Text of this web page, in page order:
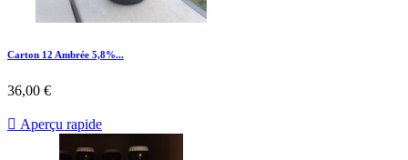
Carton 12 Ambrée 5,8%...
36,00 €
 Aperçu rapide